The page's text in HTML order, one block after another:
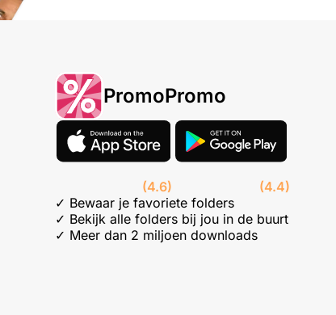
PromoPromo
(4.6)
(4.4)
✓ Bewaar je favoriete folders
✓ Bekijk alle folders bij jou in de buurt
✓ Meer dan 2 miljoen downloads